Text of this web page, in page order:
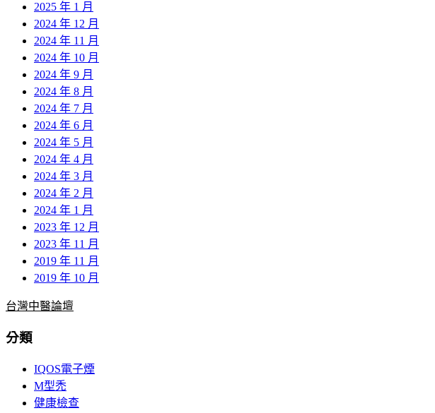
2025 年 1 月
2024 年 12 月
2024 年 11 月
2024 年 10 月
2024 年 9 月
2024 年 8 月
2024 年 7 月
2024 年 6 月
2024 年 5 月
2024 年 4 月
2024 年 3 月
2024 年 2 月
2024 年 1 月
2023 年 12 月
2023 年 11 月
2019 年 11 月
2019 年 10 月
台灣中醫論壇
分類
IQOS電子煙
M型禿
健康檢查